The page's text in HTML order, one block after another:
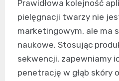
Prawidłowa kolejność
pielęgnacji twarzy nie
marketingowym, ale ma
naukowe. Stosując
sekwencji, zapewniamy
penetrację w głąb skóry